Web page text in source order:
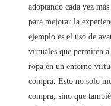
adoptando cada vez
para mejorar la
ejemplo es el uso de
virtuales que permiten
ropa en un entorno
compra. Esto no solo
compra, sino que